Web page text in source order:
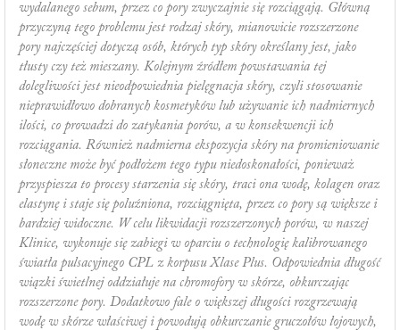
wydalanego sebum, przez co pory zwyczajnie się rozciągają. Główną
przyczyną tego problemu jest rodzaj skóry, mianowicie rozszerzone
pory najczęściej dotyczą osób, których typ skóry określany jest, jako
tłusty czy też mieszany. Kolejnym źródłem powstawania tej
dolegliwości jest nieodpowiednia pielęgnacja skóry, czyli stosowanie
nieprawidłowo dobranych kosmetyków lub używanie ich nadmiernych
ilości, co prowadzi do zatykania porów, a w konsekwencji ich
rozciągania. Również nadmierna ekspozycja skóry na promieniowanie
słoneczne może być podłożem tego typu niedoskonałości, ponieważ
przyspiesza to procesy starzenia się skóry, traci ona wodę, kolagen oraz
elastynę i staje się poluźniona, rozciągnięta, przez co pory są większe i
bardziej widoczne. W celu likwidacji rozszerzonych porów, w naszej
Klinice, wykonuje się zabiegi w oparciu o technologię kalibrowanego
światła pulsacyjnego CPL z korpusu Xlase Plus. Odpowiednia długość
wiązki świetlnej oddziałuje na chromofory w skórze, obkurczając
rozszerzone pory. Dodatkowo fale o większej długości rozgrzewają
wodę w skórze właściwej i powodują obkurczanie gruczołów łojowych,